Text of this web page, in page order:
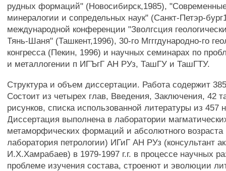
рудных формаций" (Новосибирск,1985),
минералогии и сопредельных наук" (Санкт-Петэр-
международной конференции "Зволгсция
Тянь-Шаня" (Ташкент,1996), 30-го Мгггдународно-го
конгресса (Пекин, 1996) и научных семинарах по
и металлогении п ИГЪгГ АН РУз, ТашГУ и ТашГТУ.
Структура и объем диссертации. Работа содержит
Состоит из четырех глав, Введения, Заключения, 42
рисунков, списка использованной литературы из 457
Диссертация выполнена в лаборатории
метаморфических формаций и абсолютного
лаборатория петрологии) ИГиГ АН РУз (консультант
И.X.Хамрабаев) в 1979-1997 г.г. в процессе научных
проблеме изучения состава, строенют и эволюции